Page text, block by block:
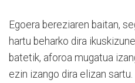
Egoera bereziaren baitan,
hartu beharko dira
batetik, aforoa mugatua
ezin izango dira elizan